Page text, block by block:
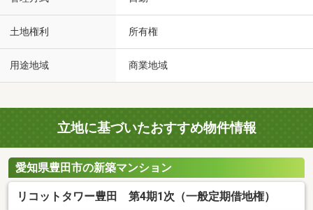
土地権利 所有権
用途地域 商業地域
立地に基づいたおすすめ物件情報
愛知県豊田市の新築マンション
リコットタワー豊田 第4期1次（一般定期借地権）